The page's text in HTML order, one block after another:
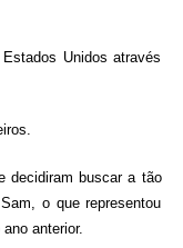
Unidos através
decidiram buscar a tão
o que representou
anterior.